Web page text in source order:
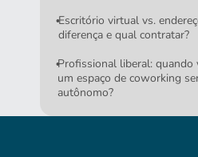
•Escritório virtual vs.
diferença e qual contratar?
•Profissional liberal: quando
um espaço de coworking
autônomo?